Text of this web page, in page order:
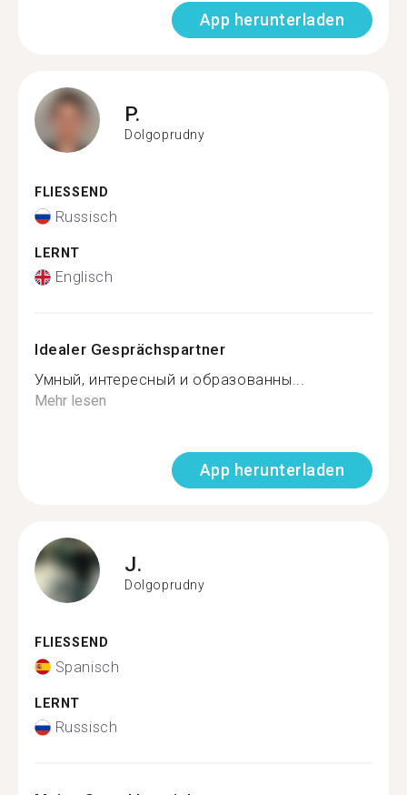
App herunterladen
P.
Dolgoprudny
FLIESSEND
Russisch
LERNT
Englisch
Idealer Gesprächspartner
Умный, интересный и образованны...
Mehr lesen
App herunterladen
J.
Dolgoprudny
FLIESSEND
Spanisch
LERNT
Russisch